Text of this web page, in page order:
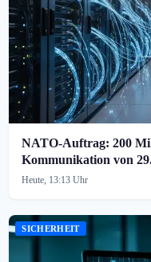
NATO-Auftrag: 200
Kommunikation von
Heute, 13:13 Uhr
SICHERHEIT